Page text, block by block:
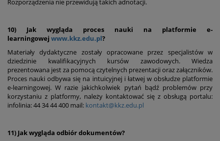
Rozporządzenia nie przewidują takich adnotacji.
10) Jak wygląda proces nauki na platformie e-
learningowej www.kkz.edu.pl?
Materiały dydaktyczne zostały opracowane przez specjalistów w
dziedzinie kwalifikacyjnych kursów zawodowych. Wiedza
prezentowana jest za pomocą czytelnych prezentacji oraz załączników.
Proces nauki odbywa się na intuicyjnej i łatwej w obsłudze platformie
e-learningowej. W razie jakichkolwiek pytań bądź problemów przy
korzystaniu z platformy, należy kontaktować się z obsługą portalu:
infolinia: 44 34 44 400 mail: kontakt@kkz.edu.pl
11) Jak wygląda odbiór dokumentów?